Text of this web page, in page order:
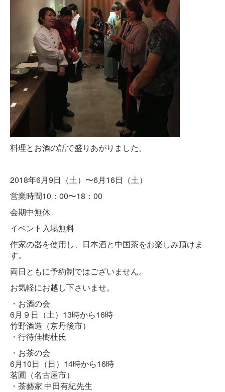
料理とお酒の話で盛りあがりました。
2018年6月9日（土）〜6月16日（土）
営業時間10：00〜18：00
会期中無休
イベント入場無料
作家の器を使用し、日本酒と中国茶をお楽しみ頂けま
す。
両日ともに予約制ではございません。
お気軽にお越し下さいませ。
・お酒の会
6月９日（土）13時から16時
竹野酒造（京丹後市）
・行待佳樹杜氏
・お茶の会
6月10日（日）14時から16時
茗圃（名古屋市）
・茶藝家 中田有紀先生